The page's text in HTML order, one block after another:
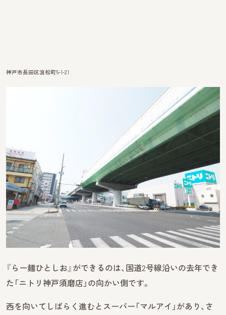
神戸市長田区浪松町5-1-21
『らー麺ひとしお』ができるのは、国道2号線沿いの去年でき
た「ニトリ神戸須磨店」の向かい側です。
西を向いてしばらく進むとスーパー「マルアイ」があり、さ